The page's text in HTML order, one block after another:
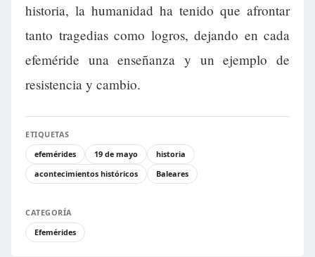
historia, la humanidad ha tenido que afrontar
tanto tragedias como logros, dejando en cada
efeméride una enseñanza y un ejemplo de
resistencia y cambio.
ETIQUETAS
efemérides
19 de mayo
historia
acontecimientos históricos
Baleares
CATEGORÍA
Efemérides